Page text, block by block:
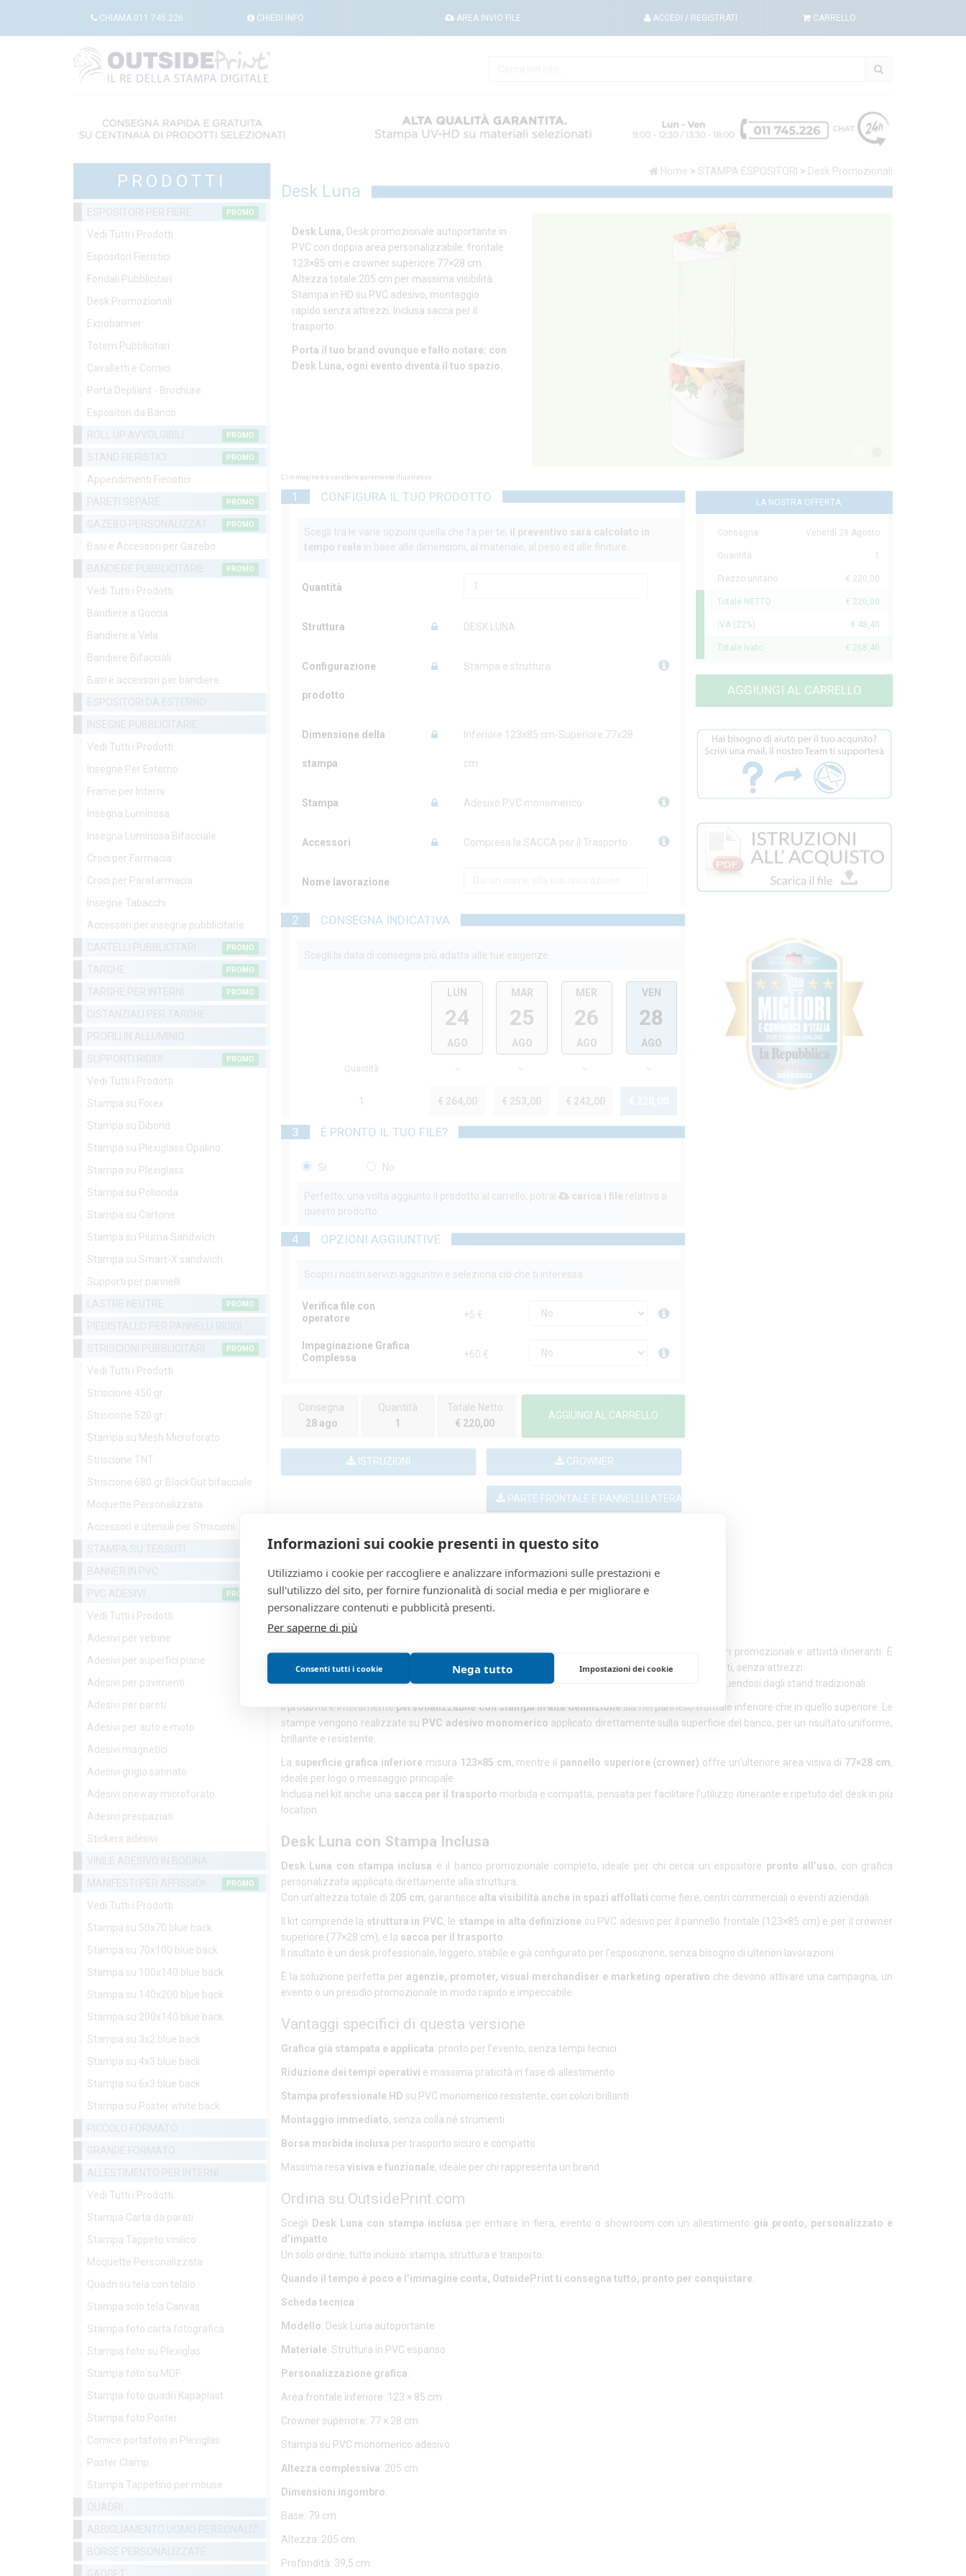
Informazioni sui cookie presenti in questo sito
Utilizziamo i cookie per raccogliere e analizzare informazioni sulle prestazioni e
sull'utilizzo del sito, per fornire funzionalità di social media e per migliorare e
personalizzare contenuti e pubblicità presenti.
Per saperne di più
Consenti tutti i cookie Nega tutto Impostazioni dei cookie
CHIAMA011 745.226 CHIEDI INFO AREA INVIO FILE ACCEDI / REGISTRATI CARRELLO
PRODOTTI
ESPOSITORI PER FIERE PROMO
Vedi Tutti i Prodotti
Espositori Fieristici
Fondali Pubblicitari
Desk Promozionali
Expobanner
Totem Pubblicitari
Cavalletti e Cornici
Porta Depliant - Brochure
Espositori da Banco
ROLL UP AVVOLGIBILI
PROMO
STAND FIERISTICI PROMO
Appendimenti Fieristici
PARETI SEPARÈ
PROMO
GAZEBO PERSONALIZZATI PROMO
Basi e Accessori per Gazebo
BANDIERE PUBBLICITARIE
PROMO
Vedi Tutti i Prodotti
Bandiere a Goccia
Bandiere a Vela
Bandiere Bifacciali
Basi e accessori per bandiere
ESPOSITORI DA ESTERNO
INSEGNE PUBBLICITARIE
Vedi Tutti i Prodotti
Insegne Per Esterno
Frame per Interni
Insegna Luminosa
Insegna Luminosa Bifacciale
Croci per Farmacia
Croci per Parafarmacia
Insegne Tabacchi
Accessori per insegne pubblicitarie
CARTELLI PUBBLICITARI
PROMO
TARGHE PROMO
TARGHE PER INTERNI PROMO
DISTANZIALI PER TARGHE
PROFILI IN ALLUMINIO
SUPPORTI RIGIDI
PROMO
Vedi Tutti i Prodotti
Stampa su Forex
Stampa su Dibond
Stampa su Plexiglass Opalino
Stampa su Plexiglass
Stampa su Polionda
Stampa su Cartone
Stampa su Piuma Sandwich
Stampa su Smart-X sandwich
Supporti per pannelli
LASTRE NEUTRE
PROMO
PIEDISTALLO PER PANNELLI RIGIDI
STRISCIONI PUBBLICITARI
PROMO
Vedi Tutti i Prodotti
Striscione 450 gr
Striscione 520 gr
Stampa su Mesh Microforato
Striscione TNT
Striscione 680 gr BlockOut bifacciale
Moquette Personalizzata
Accessori e utensili per Striscioni
STAMPA SU TESSUTI
BANNER IN PVC
PVC ADESIVI
PROMO
Vedi Tutti i Prodotti
Adesivi per vetrine
Adesivi per superfici piane
Adesivi per pavimenti
Adesivi per pareti
Adesivi per auto e moto
Adesivi magnetici
Adesivi grigio satinato
Adesivi oneway microforato
Adesivi prespaziati
Stickers adesivi
VINILE ADESIVO IN BOBINA
MANIFESTI PER AFFISSIONE
PROMO
Vedi Tutti i Prodotti
Stampa su 50x70 blue back
Stampa su 70x100 blue back
Stampa su 100x140 blue back
Stampa su 140x200 blue back
Stampa su 200x140 blue back
Stampa su 3x2 blue back
Stampa su 4x3 blue back
Stampa su 6x3 blue back
Stampa su Poster white back
PICCOLO FORMATO
GRANDE FORMATO
ALLESTIMENTO PER INTERNI
Vedi Tutti i Prodotti
Stampa Carta da parati
Stampa Tappeto vinilico
Moquette Personalizzata
Quadri su tela con telaio
Stampa solo tela Canvas
Stampa foto carta fotografica
Stampa foto su Plexiglas
Stampa foto su MDF
Stampa foto quadri Kapaplast
Stampa foto Poster
Cornice portafoto in Plexiglas
Poster Clamp
Stampa Tappetino per mouse
QUADRI
ABBIGLIAMENTO UOMO PERSONALIZZATO
BORSE PERSONALIZZATE
GADGET
Home > STAMPA ESPOSITORI > Desk Promozionali
Desk Luna
Desk Luna, Desk promozionale autoportante in
PVC con doppia area personalizzabile: frontale
123×85 cm e crowner superiore 77×28 cm.
Altezza totale 205 cm per massima visibilità.
Stampa in HD su PVC adesivo, montaggio
rapido senza attrezzi. Inclusa sacca per il
trasporto.
Porta il tuo brand ovunque e fallo notare: con
Desk Luna, ogni evento diventa il tuo spazio.
L'immagine è a carattere puramente illustrativo.
1 CONFIGURA IL TUO PRODOTTO
Scegli tra le varie opzioni quella che fa per te, il preventivo sarà calcolato in
tempo reale in base alle dimensioni, al materiale, al peso ed alle finiture.
Quantità
Struttura DESK LUNA
Configurazione
prodotto
Stampa e struttura
Dimensione della
stampa
Inferiore 123x85 cm-Superiore 77x28
cm
Stampa Adesivo PVC monomerico
Accessori Compresa la SACCA per il Trasporto
Nome lavorazione
2 CONSEGNA INDICATIVA
Scegli la data di consegna più adatta alle tue esigenze.
LUN
24
AGO
MAR
25
AGO
MER
26
AGO
VEN
28
AGO
Quantità
1 € 264,00 € 253,00 € 242,00
3 É PRONTO IL TUO FILE?
Si No
Perfetto, una volta aggiunto il prodotto al carrello, potrai carica i file relativo a
questo prodotto.
4 OPZIONI AGGIUNTIVE
Scopri i nostri servizi aggiuntivi e seleziona ciò che ti interessa.
Verifica file con
operatore
+5 €
Impaginazione Grafica
Complessa
+60 €
Consegna
28 ago
Quantità
1
Totale Netto
€ 220,00
AGGIUNGI AL CARRELLO
ISTRUZIONI CROWNER
PARTE FRONTALE E PANNELLI LATERALI
SCARICA TEMPLATE
LA NOSTRA OFFERTA
Consegna Venerdì 28 Agosto
Quantità 1
Prezzo unitario € 220,00
Totale NETTO € 220,00
IVA (22%) € 48,40
Totale Ivato € 268,40
AGGIUNGI AL CARRELLO
Desk Luna
IlDesk Lunaè un banco promozionale autoportante pensato per fiere, eventi commerciali, centri promozionali e attività itineranti. È
realizzato instruttura leggera ma solida in PVC, facile da trasportare e da montare in pochi minuti, senza attrezzi.
Grazie alla suaaltezza totale di 205 cm, il desk garantiscealta visibilità anche a distanza , distinguendosi dagli stand tradizionali.
Il prodotto è interamente personalizzabile con stampa in alta definizionesia nel pannello frontale inferiore che in quello superiore. Le
stampe vengono realizzate su PVC adesivo monomerico applicato direttamente sulla superficie del banco, per un risultato uniforme,
brillante e resistente.
La superficie grafica inferiore misura 123×85 cm, mentre il pannello superiore (crowner) offre un’ulteriore area visiva di 77×28 cm,
ideale per logo o messaggio principale.
Inclusa nel kit anche una sacca per il trasporto morbida e compatta, pensata per facilitare l’utilizzo itinerante e ripetuto del desk in più
location.
Desk Luna con Stampa Inclusa
Desk Luna con stampa inclusa è il banco promozionale completo, ideale per chi cerca un espositore pronto all’uso, con grafica
personalizzata applicata direttamente alla struttura.
Con un’altezza totale di 205 cm, garantisce alta visibilità anche in spazi affollati come fiere, centri commerciali o eventi aziendali.
Il kit comprende la struttura in PVC, le stampe in alta definizione su PVC adesivo per il pannello frontale (123×85 cm) e per il crowner
superiore (77×28 cm), e la sacca per il trasporto
Il risultato è un desk professionale, leggero, stabile e già configurato per l’esposizione, senza bisogno di ulteriori lavorazioni.
È la soluzione perfetta per agenzie, promoter, visual merchandiser e marketing operativo che devono attivare una campagna, un
evento o un presidio promozionale in modo rapido e impeccabile.
Vantaggi specifici di questa versione
Grafica già stampata e applicata: pronto per l’evento, senza tempi tecnici
Riduzione dei tempi operativi e massima praticità in fase di allestimento
Stampa professionale HD su PVC monomerico resistente, con colori brillanti
Montaggio immediato, senza colla né strumenti
Borsa morbida inclusa per trasporto sicuro e compatto
Massima resa visiva e funzionale, ideale per chi rappresenta un brand
Ordina su OutsidePrint.com
Scegli Desk Luna con stampa inclusa per entrare in fiera, evento o showroom con un allestimento già pronto, personalizzato e
d’impatto
Un solo ordine, tutto incluso: stampa, struttura e trasporto.
Quando il tempo è poco e l’immagine conta, OutsidePrint ti consegna tutto, pronto per conquistare.
Scheda tecnica
Modello: Desk Luna autoportante
Materiale: Struttura in PVC espanso
Personalizzazione grafica:
Area frontale inferiore: 123 × 85 cm
Crowner superiore: 77 × 28 cm
Stampa su PVC monomerico adesivo
Altezza complessiva: 205 cm
Dimensioni ingombro:
Base: 79 cm
Altezza: 205 cm
Profondità: 39,5 cm